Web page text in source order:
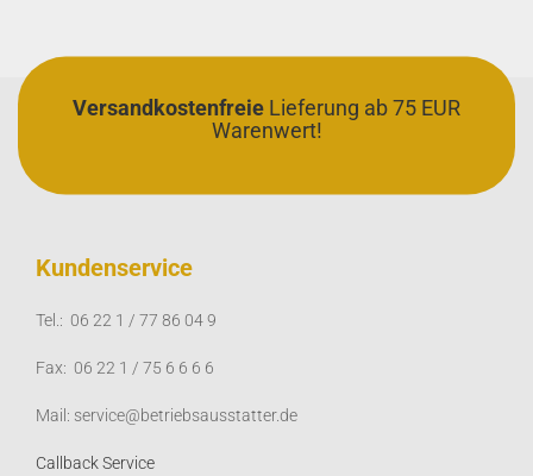
Versandkostenfreie Lieferung ab 75 EUR
Warenwert!
Kundenservice
Tel.: 06 22 1 / 77 86 04 9
Fax: 06 22 1 / 75 6 6 6 6
Mail: service@betriebsausstatter.de
Callback Service